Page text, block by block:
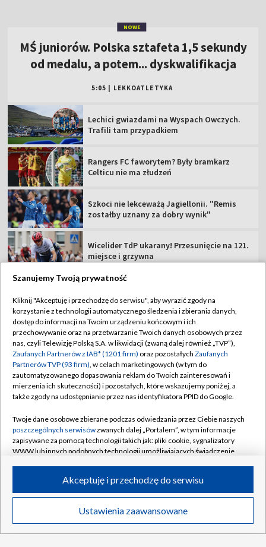
Transmisje Wideo
NOWE
MŚ juniorów. Polska sztafeta 1,5 sekundy
od medalu, a potem... dyskwalifikacja
5:05 LEKKOATLETYKA
Lechici gwiazdami na Wyspach Owczych.
Trafili tam przypadkiem
Rangers FC faworytem? Były bramkarz
Celticu nie ma złudzeń
Szkoci nie lekceważą Jagiellonii. "Remis
zostałby uznany za dobry wynik"
Wicelider TdP ukarany! Przesunięcie na 121.
miejsce i grzywna
zaskakiwało w Europie
MŚ do lat 20, Oregon: oglądaj 1. dzień
Abonament TVP
Sklep TVP
Oferta Handlowa
Telegazeta ogłoszenia
Emisja w TVP
Rada Programowa
Regulamin TVP
Polityka prywatności
Biuro reklamy
Kontakt
Kanały
Szanujemy Twoją prywatność
Kliknij "Akceptuję i przechodzę do serwisu", aby wyrazić zgody na
korzystanie z technologii automatycznego śledzenia i zbierania danych,
dostęp do informacji na Twoim urządzeniu końcowym i ich
przechowywanie oraz na przetwarzanie Twoich danych osobowych przez
nas, czyli Telewizję Polską S.A. w likwidacji (zwaną dalej również „TVP”),
Zaufanych Partnerów z IAB* (1201 firm) oraz pozostałych Zaufanych
Partnerów TVP (93 firm), w celach marketingowych (w tym do
zautomatyzowanego dopasowania reklam do Twoich zainteresowań i
mierzenia ich skuteczności) i pozostałych, które wskazujemy poniżej, a
także zgody na udostępnianie przez nas identyfikatora PPID do Google.
Twoje dane osobowe zbierane podczas odwiedzania przez Ciebie naszych
poszczególnych serwisówzwanych dalej „Portalem”, w tym informacje
zapisywane za pomocą technologii takich jak: pliki cookie, sygnalizatory
WWW lub innych podobnych technologii umożliwiających świadczenie
ruchu w Internecie.
Twoje dane osobowe zbierane podczas odwiedzania przez Ciebie
poszczególnych serwisówna Portalu, takie jak adresy IP, identyfikatory
Ustawienia zaawansowane
Akceptuję i przechodzę do serwisu